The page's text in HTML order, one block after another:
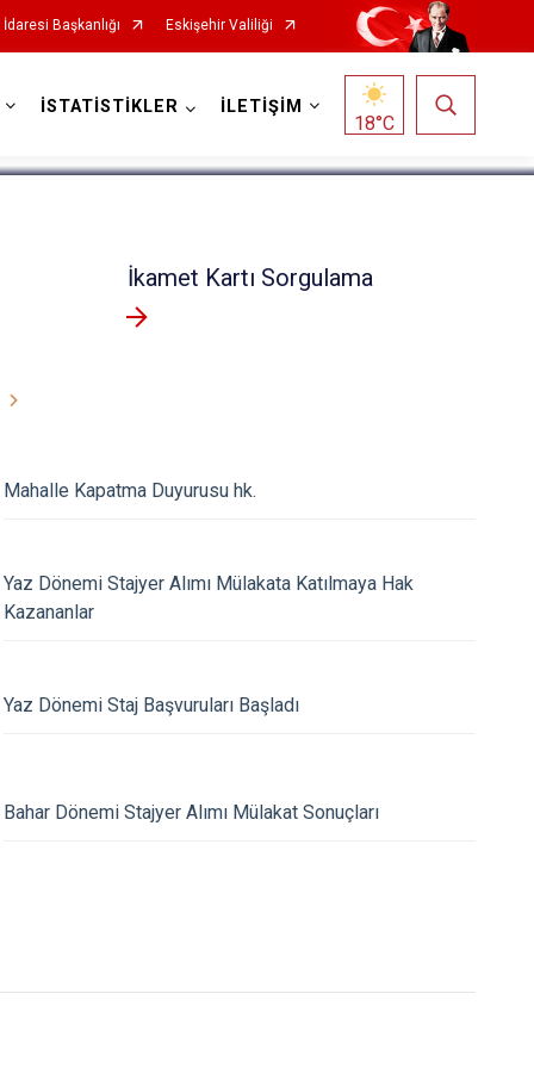
Başkanlığı Eskişehir Valiliği
İSTATİSTİKLER İLETİŞİM
18°C
İkamet Kartı Sorgulama
Ali Yerlikaya: “Göçü
Durdurduk”
İçişleri Bakanı Ali
Mahalle Kapatma Duyurusu hk.
Yaz Dönemi Stajyer Alımı Mülakata Katılmaya Hak
Kazananlar
Yaz Dönemi Staj Başvuruları Başladı
Bahar Dönemi Stajyer Alımı Mülakat Sonuçları